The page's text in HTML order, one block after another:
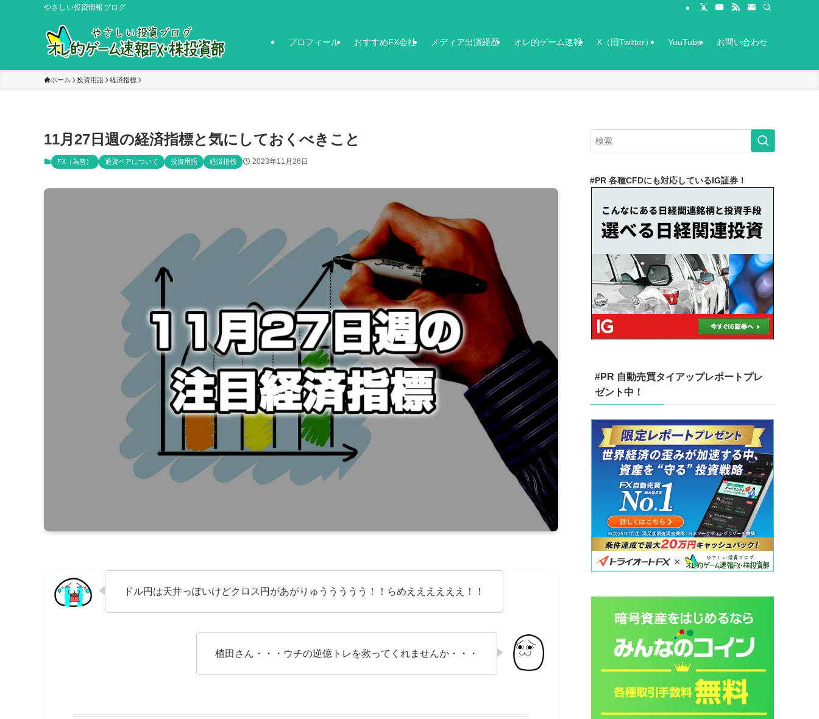
やさしい投資情報ブログ
プロフィール おすすめFX会社 メディア出演経歴 オレ的ゲーム速報 X（旧Twitter） YouTube お問い合わせ
ホーム 投資用語 経済指標
11月27日週の経済指標と気にしておくべきこと
FX（為替） 通貨ペアについて 投資用語 経済指標 2023年11月26日
ドル円は天井っぽいけどクロス円があがりゅううううう！！らめええええええ！！
植田さん・・・ウチの逆億トレを救ってくれませんか・・・
#PR 各種CFDにも対応しているIG証券！
#PR 自動売買タイアップレポートプレ
ゼント中！